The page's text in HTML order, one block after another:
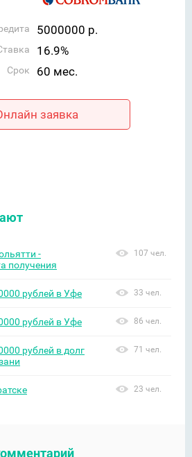
5000000 р.
16.9%
Срок 60 мес.
заявка
-
получения
107 чел.
рублей в Уфе 33 чел.
рублей в Уфе 86 чел.
рублей в долг
71 чел.
23 чел.